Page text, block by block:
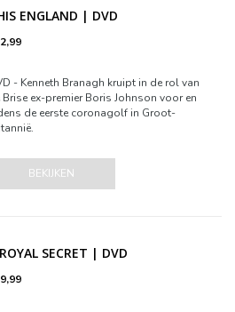
ENGLAND | DVD
- Kenneth Branagh kruipt in de rol van
Brise ex-premier Boris Johnson voor en
de eerste coronagolf in Groot-
BEKIJKEN
SECRET | DVD